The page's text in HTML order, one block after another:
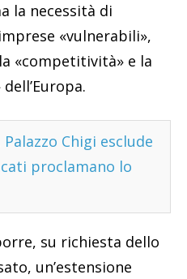
la necessità di
«vulnerabili»,
«competitività» e la
Palazzo Chigi esclude
proclamano lo
su richiesta dello
un’estensione